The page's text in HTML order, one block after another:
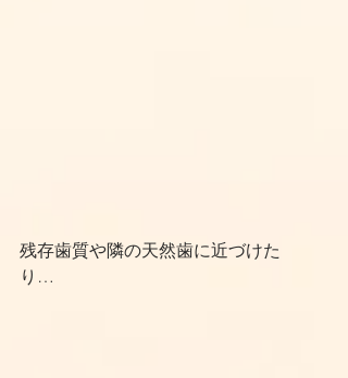
残存歯質や隣の天然歯に近づけた
り…